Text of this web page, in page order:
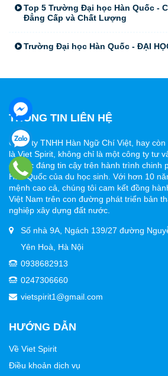
Top 5 Trường Đại học Hàn Quốc -
Đẳng Cấp và Chất Lượng
Trường Đại học Hàn Quốc - ĐẠI
THÔNG TIN LIÊN HỆ
Công ty TNHH Hàn Ngữ Chí Việt, hay
là Viet Spirit, không chỉ là một công ty tư
đối tác đáng tin cậy trên hành trình chinh
Hàn Quốc của du học sinh. Với hơn 10
mệnh cao cả, chúng tôi cam kết đồng
Việt Nam trên con đường phát triển bản
nghiệp xây dựng đất nước.
Số nhà 9A, Ngách 139/27 đường
Yên Hoà, Hà Nội
0938682913
0247306660
vietspirit1@gmail.com
HƯỚNG DẪN
Về Viet Spirit
Điều khoản dịch vụ